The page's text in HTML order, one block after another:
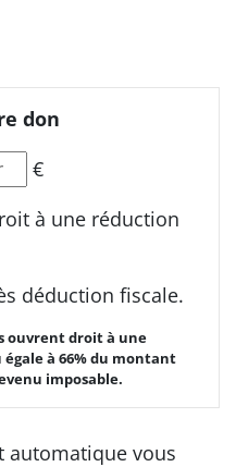
don
€
à une réduction
déduction fiscale.
ouvrent droit à une
à 66% du montant
imposable.
automatique vous